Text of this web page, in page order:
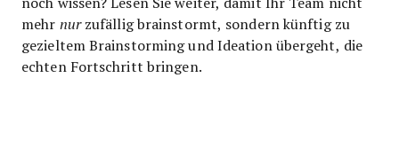
mehr nurzufällig brainstormt, sondern künftig zu
gezieltem Brainstorming und Ideation übergeht, die
echten Fortschritt bringen.